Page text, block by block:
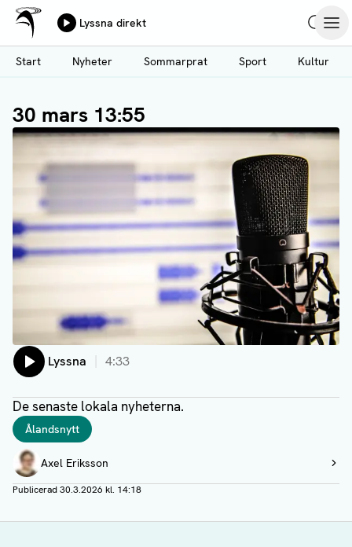
Hoppa
till
huvudinnehåll
Ålands Radio & TV
Lyssna direkt
Start
Nyheter Sommarprat Sport Kultur
30 mars 13:55
Lyssna 4:33
De senaste lokala nyheterna.
Taggar
Ålandsnytt
Författare
Axel Eriksson
Visa profil
Publicerad30.3.2026 kl. 14:18